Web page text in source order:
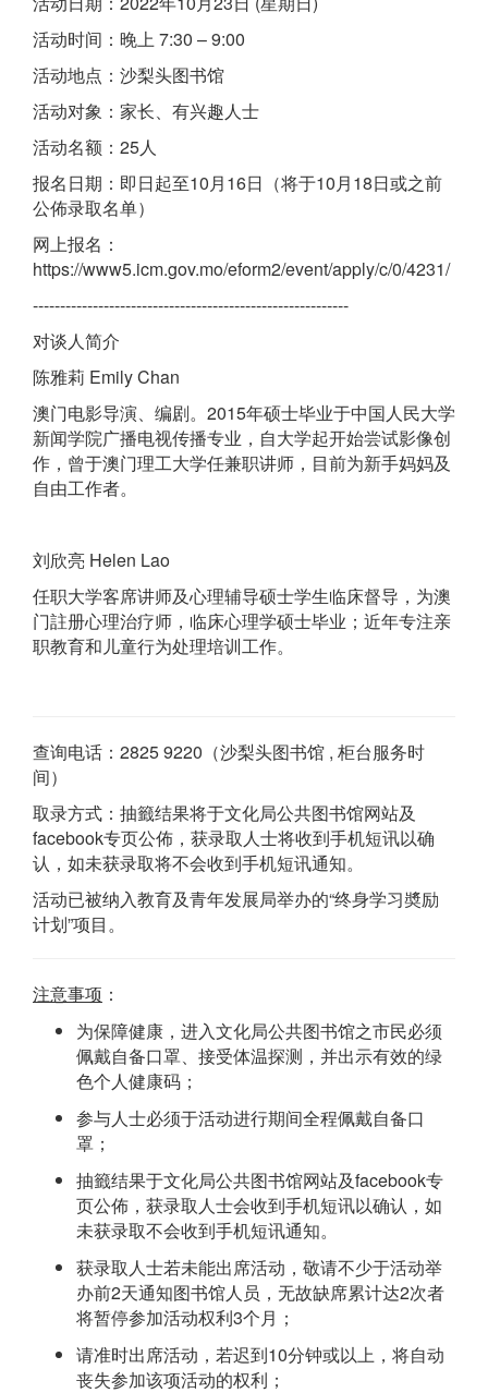
活动时间：晚上 7:30 – 9:00
活动地点：沙梨头图书馆
活动对象：家长、有兴趣人士
活动名额：25人
报名日期：即日起至10月16日（将于10月18日或之前
公佈录取名单）
网上报名：
https://www5.icm.gov.mo/eform2/event/apply/c/0/4231/
----------------------------------------------------------
对谈人简介
陈雅莉 Emily Chan
澳门电影导演、编剧。2015年硕士毕业于中国人民大学
新闻学院广播电视传播专业，自大学起开始尝试影像创
作，曾于澳门理工大学任兼职讲师，目前为新手妈妈及
自由工作者。
刘欣亮 Helen Lao
任职大学客席讲师及心理辅导硕士学生临床督导，为澳
门註册心理治疗师，临床心理学硕士毕业；近年专注亲
职教育和儿童行为处理培训工作。
查询电话：2825 9220（沙梨头图书馆 , 柜台服务时
间）
取录方式：抽籤结果将于文化局公共图书馆网站及
facebook专页公佈，获录取人士将收到手机短讯以确
认，如未获录取将不会收到手机短讯通知。
活动已被纳入教育及青年发展局举办的“终身学习奬励
计划”项目。
注意事项 ：
为保障健康，进入文化局公共图书馆之市民必须
佩戴自备口罩、接受体温探测，并出示有效的绿
色个人健康码；
参与人士必须于活动进行期间全程佩戴自备口
罩；
抽籤结果于文化局公共图书馆网站及facebook专
页公佈，获录取人士会收到手机短讯以确认，如
未获录取不会收到手机短讯通知。
获录取人士若未能出席活动，敬请不少于活动举
办前2天通知图书馆人员，无故缺席累计达2次者
将暂停参加活动权利3个月；
请准时出席活动，若迟到10分钟或以上，将自动
丧失参加该项活动的权利；